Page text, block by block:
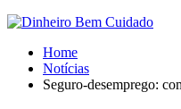
Home
Notícias
Seguro-desemprego: